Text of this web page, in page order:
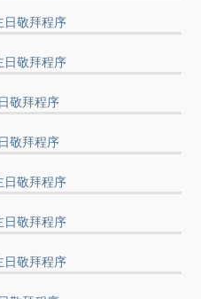
日敬拜程序
日敬拜程序
敬拜程序
敬拜程序
日敬拜程序
日敬拜程序
日敬拜程序